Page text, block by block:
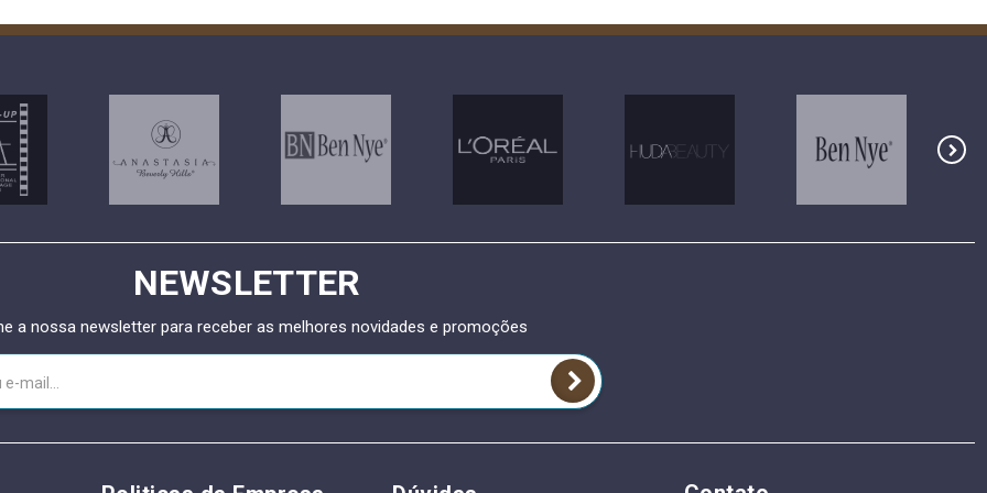
NEWSLETTER
a nossa newsletter para receber as melhores novidades e promoções